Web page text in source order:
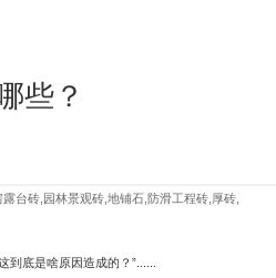
些？
台砖,园林景观砖,地铺石,防滑工程砖,厚砖,
底是啥原因造成的？”......